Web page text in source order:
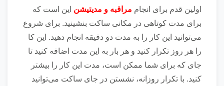
اولین قدم برای انجام مراقبه و مدیتیشن این است که
برای مدت کوتاهی در مکانی ساکت بنشینید. برای شروع
می‌توانید این کار را به مدت دو دقیقه انجام دهید. این کا
را هر روز تکرار کنید و هر بار به این مدت اضافه کنید تا
جای که برای شما ممکن است، مدت این کار را بیشتر
کنید. با تکرار روزانه، نشستن در جای ساکت می‌توانید